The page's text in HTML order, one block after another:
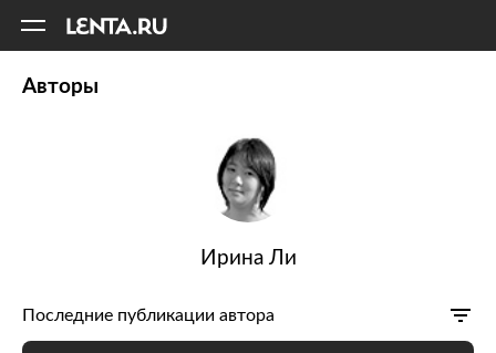
Авторы
Ирина Ли
Последние публикации автора